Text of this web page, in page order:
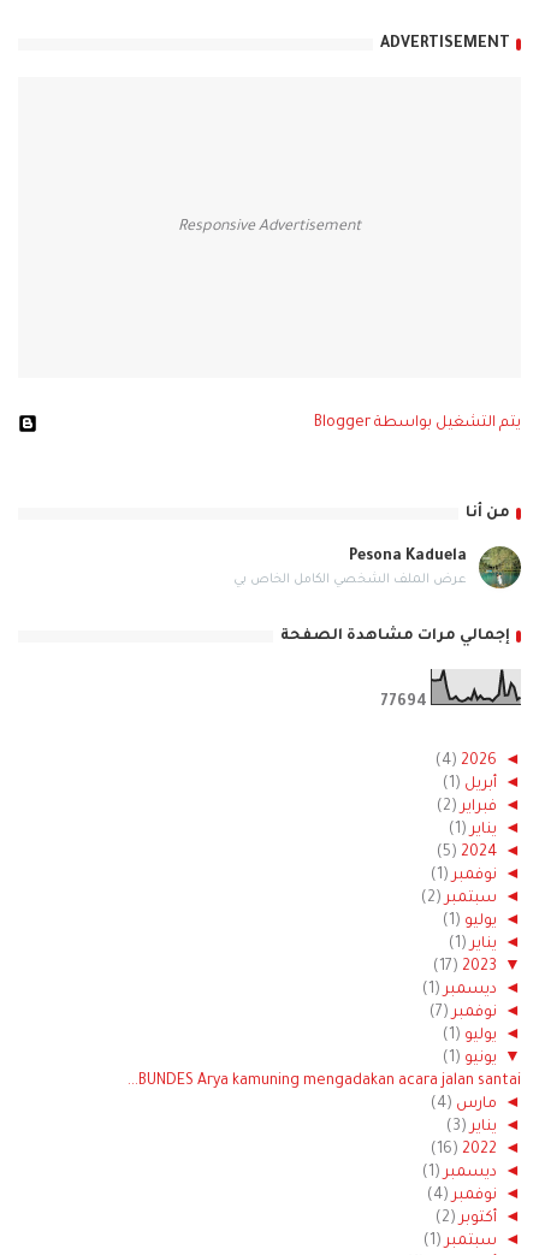
ADVERTISEMENT
Responsive Advertisement
‏يتم التشغيل بواسطة Blogger
من أنا
Pesona Kaduela
عرض الملف الشخصي الكامل الخاص بي
إجمالي مرات مشاهدة الصفحة
77694
◄
2026
(4)
◄ أبريل (1)
◄ فبراير (2)
◄ يناير (1)
◄
2024
(5)
◄ نوفمبر (1)
◄ سبتمبر (2)
◄ يوليو (1)
◄ يناير (1)
▼
2023
(17)
◄ ديسمبر (1)
◄ نوفمبر (7)
◄ يوليو (1)
▼
يونيو (1)
BUNDES Arya kamuning mengadakan acara jalan santai...
◄ مارس (4)
◄ يناير (3)
◄
2022
(16)
◄ ديسمبر (1)
◄ نوفمبر (4)
◄ أكتوبر (2)
◄ سبتمبر (1)